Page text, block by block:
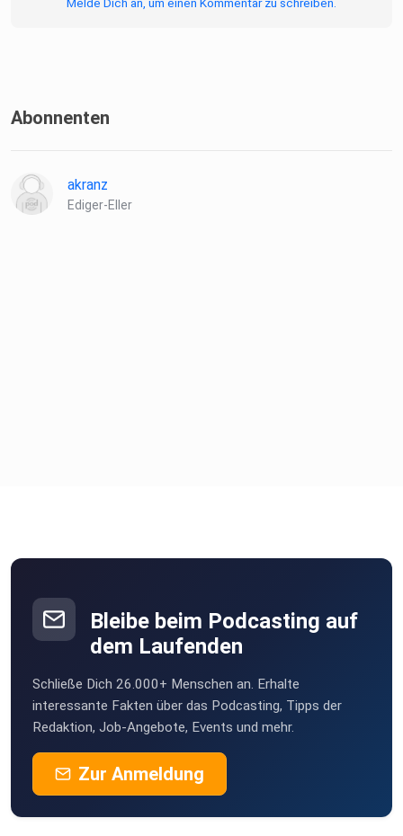
Abonnenten
akranz
Ediger-Eller
Bleibe beim Podcasting auf
dem Laufenden
Schließe Dich 26.000+ Menschen an. Erhalte
interessante Fakten über das Podcasting, Tipps der
Redaktion, Job-Angebote, Events und mehr.
Zur Anmeldung